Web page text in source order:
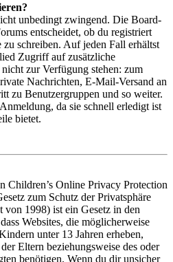
unbedingt zwingend. Die Board-
entscheidet, ob du registriert
zu schreiben. Auf jeden Fall erhältst
Zugriff auf zusätzliche
zur Verfügung stehen: zum
Nachrichten, E-Mail-Versand an
zu Benutzergruppen und so weiter.
da sie schnell erledigt ist
bietet.
Children’s Online Privacy Protection
zum Schutz der Privatsphäre
1998) ist ein Gesetz in den
Websites, die möglicherweise
unter 13 Jahren erheben,
Eltern beziehungsweise des oder
benötigen. Wenn du dir unsicher